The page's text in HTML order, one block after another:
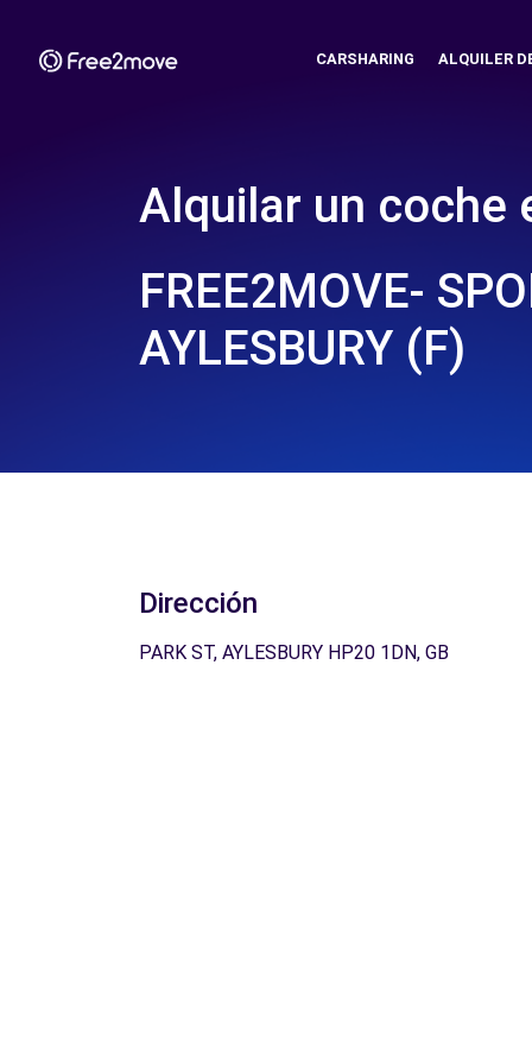
CARSHARING ALQUILER
Alquilar un coche
FREE2MOVE-
AYLESBURY (F)
Dirección
PARK ST, AYLESBURY HP20 1DN, GB